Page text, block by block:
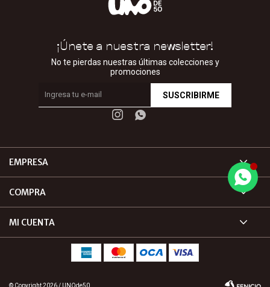
EMPRESA
COMPRA
MI CUENTA
¡Únete a nuestra newsletter!
No te pierdas nuestras últimas colecciones y
promociones
SUSCRIBIRME
 
© Copyright 2026 / UNOde50